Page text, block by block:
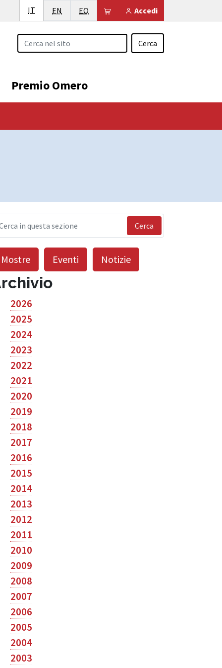
Accedi
Il tuo carrello è vuoto
IT Italiano
EN English
EO Esperanto
Cerca
Premio Omero
Cerca
Mostre Eventi Notizie
2026
2025
2024
2023
2022
2021
2020
2019
2018
2017
2016
2015
2014
2013
2012
2011
2010
2009
2008
2007
2006
2005
2004
2003